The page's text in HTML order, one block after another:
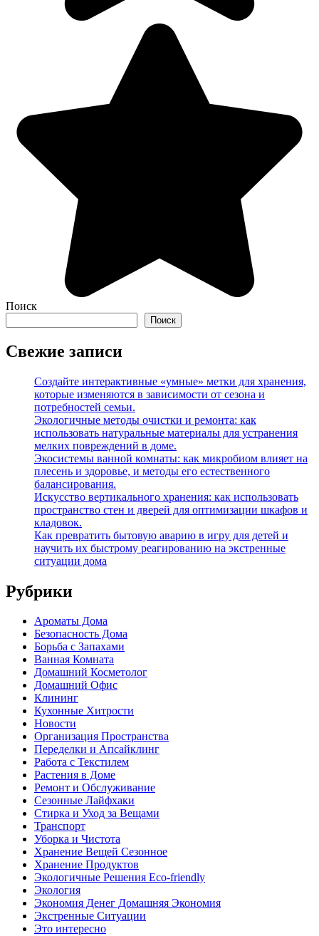
Поиск
Поиск
Свежие записи
Создайте интерактивные «умные» метки для хранения,
которые изменяются в зависимости от сезона и
потребностей семьи.
Экологичные методы очистки и ремонта: как
использовать натуральные материалы для устранения
мелких повреждений в доме.
Экосистемы ванной комнаты: как микробиом влияет на
плесень и здоровье, и методы его естественного
балансирования.
Искусство вертикального хранения: как использовать
пространство стен и дверей для оптимизации шкафов и
кладовок.
Как превратить бытовую аварию в игру для детей и
научить их быстрому реагированию на экстренные
ситуации дома
Рубрики
Ароматы Дома
Безопасность Дома
Борьба с Запахами
Ванная Комната
Домашний Косметолог
Домашний Офис
Клининг
Кухонные Хитрости
Новости
Организация Пространства
Переделки и Апсайклинг
Работа с Текстилем
Растения в Доме
Ремонт и Обслуживание
Сезонные Лайфхаки
Стирка и Уход за Вещами
Транспорт
Уборка и Чистота
Хранение Вещей Сезонное
Хранение Продуктов
Экологичные Решения Eco-friendly
Экология
Экономия Денег Домашняя Экономия
Экстренные Ситуации
Это интересно